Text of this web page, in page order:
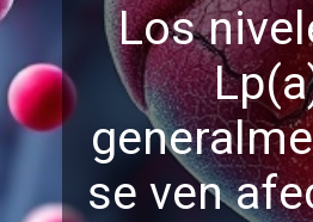
Los
se ven